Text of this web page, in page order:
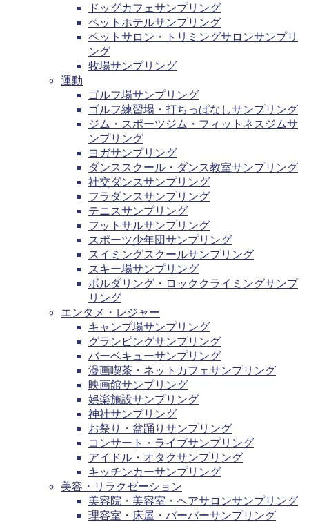
ドッグカフェサンプリング
ペットホテルサンプリング
ペットサロン・トリミングサロンサンプリ
ング
牧場サンプリング
運動
ゴルフ場サンプリング
ゴルフ練習場・打ちっぱなしサンプリング
ジム・スポーツジム・フィットネスジムサ
ンプリング
ヨガサンプリング
ダンススクール・ダンス教室サンプリング
社交ダンスサンプリング
フラダンスサンプリング
テニスサンプリング
フットサルサンプリング
スポーツ少年団サンプリング
スイミングスクールサンプリング
スキー場サンプリング
ボルダリング・ロッククライミングサンプ
リング
エンタメ・レジャー
キャンプ場サンプリング
グランピングサンプリング
バーベキューサンプリング
漫画喫茶・ネットカフェサンプリング
映画館サンプリング
娯楽施設サンプリング
神社サンプリング
お祭り・盆踊りサンプリング
コンサート・ライブサンプリング
アイドル・オタクサンプリング
キッチンカーサンプリング
美容・リラクゼーション
美容院・美容室・ヘアサロンサンプリング
理容室・床屋・バーバーサンプリング